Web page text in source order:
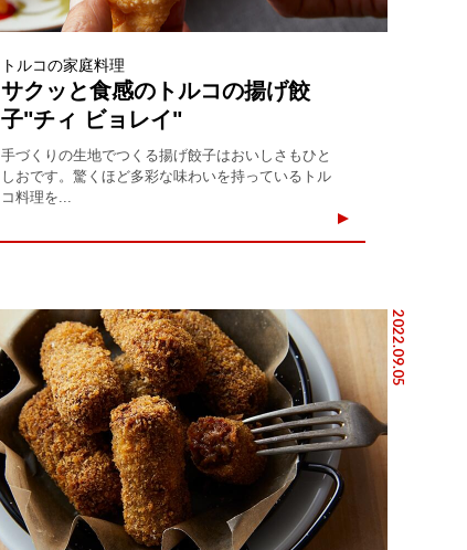
トルコの家庭料理
サクッと食感のトルコの揚げ餃
子"チィ ビョレイ"
手づくりの生地でつくる揚げ餃子はおいしさもひと
しおです。驚くほど多彩な味わいを持っているトル
コ料理を...
2022.09.05